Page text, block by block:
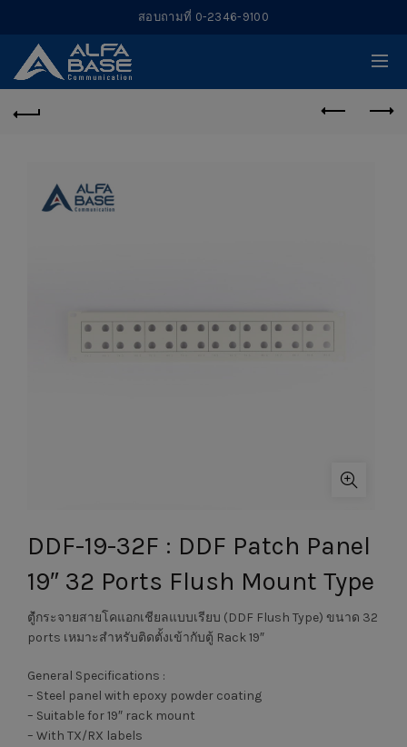
สอบถามที่ 0-2346-9100
DDF-19-32F : DDF Patch Panel
19″ 32 Ports Flush Mount Type
ตํู้กระจายสายโคแอกเชียลแบบเรียบ (DDF Flush Type) ขนาด 32
ports เหมาะสำหรับติดตั้งเข้ากับตู้ Rack 19″
General Specifications :
– Steel panel with epoxy powder coating
– Suitable for 19″ rack mount
– With TX/RX labels